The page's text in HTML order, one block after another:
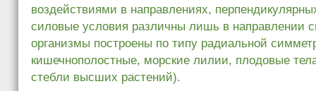
воздействиями в направлениях,
силовые условия различны лишь в направлении
организмы построены по типу радиальной
кишечнополостные, морские лилии, плодовые
стебли высших растений).